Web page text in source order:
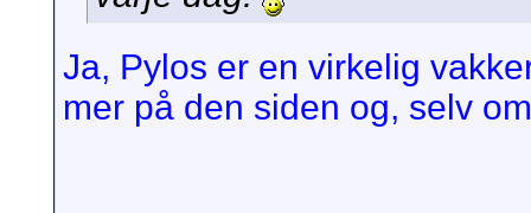
Ja, Pylos er en virkelig
mer på den siden og, selv